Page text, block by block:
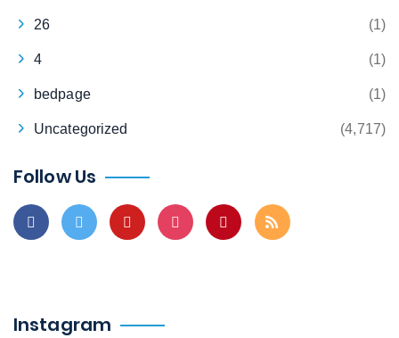
26 (1)
4 (1)
bedpage (1)
Uncategorized (4,717)
Follow Us
Instagram